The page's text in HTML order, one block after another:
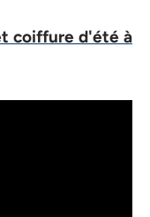
coiffure d'été à